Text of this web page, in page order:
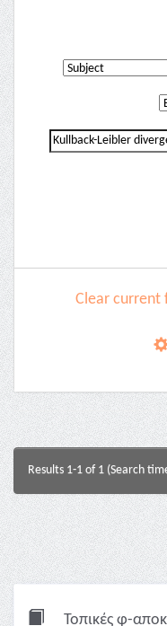
Clear current
Results 1-1 of 1 (Search
Τοπικές φ-